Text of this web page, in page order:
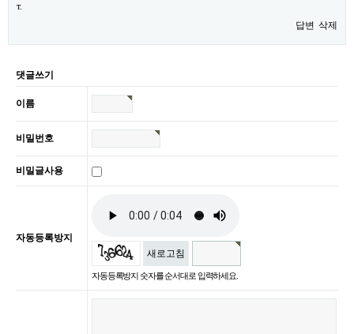
т.
답변 삭제
댓글쓰기
이름
비밀번호
비밀글사용
자동등록방지
새로고침
자동등록방지 숫자를 순서대로 입력하세요.